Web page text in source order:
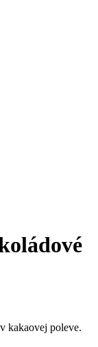
kakaovej poleve.